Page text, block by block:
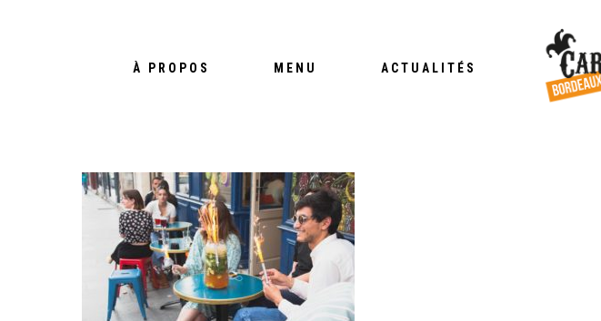
À PROPOS MENU ACTUALITÉS